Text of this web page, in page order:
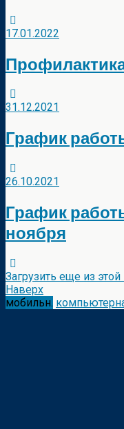
17.01.2022
31.12.2021
График
26.10.2021
График
ноября
Загрузить еще из этой
Наверх
мобильн.